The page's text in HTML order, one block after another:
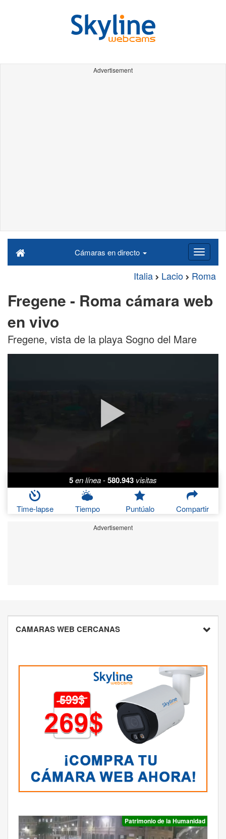
Advertisement
Cámaras en directo
Italia Lacio Roma
Fregene - Roma cámara web
en vivo
Fregene, vista de la playa Sogno del Mare
5en línea-580.943 visitas
Time-lapse Tiempo Puntúalo Compartir
Advertisement
CAMARAS WEB CERCANAS
Patrimonio de la Humanidad